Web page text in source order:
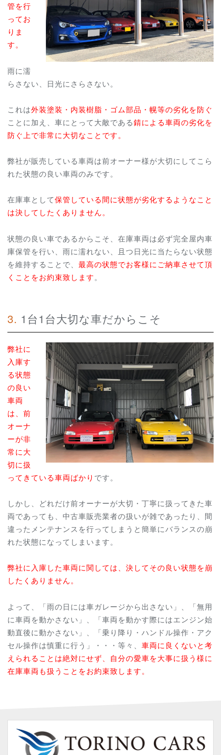
管を行
ってお
りま
す。
雨に濡
らさない、日光にさらさない。
これは外装塗装・内装樹脂・ゴム部品・幌等の劣化を防ぐ
ことに加え、車にとって大敵である錆による車両の劣化を
防ぐ上で非常に大切なことです。
弊社が販売している車両は前オーナー様が大切にしてこら
れた状態の良い車両のみです。
在庫車として保管している間に状態が劣化するようなこと
は決してしたくありません。
状態の良い車であるからこそ、在庫車両は必ず完全屋内車
庫保管を行い、雨に濡れない、且つ日光に当たらない状態
を維持することで、 最高の状態でお客様にご納車させて頂
くことをお約束致します。
3. 1台1台大切な車だからこそ
弊社に
入庫す
る状態
の良い
車両
は、前
オーナ
ーが非
常に大
切に扱
ってきている車両ばかり です。
しかし、どれだけ前オーナーが大切・丁寧に扱ってきた車
両であっても、中古車販売業者の扱いが雑であったり、間
違ったメンテナンスを行ってしまうと簡単にバランスの崩
れた状態になってしまいます。
弊社に入庫した車両に関しては、決してその良い状態を崩
したくありません。
よって、「雨の日には車ガレージから出さない」、「無用
に車両を動かさない」、「車両を動かす際にはエンジン始
動直後に動かさない」、「乗り降り・ハンドル操作・アク
セル操作は慎重に行う」・・・等々、 車両に良くないと考
えられることは絶対にせず、自分の愛車を大事に扱う様に
在庫車両も扱うことをお約束致します。